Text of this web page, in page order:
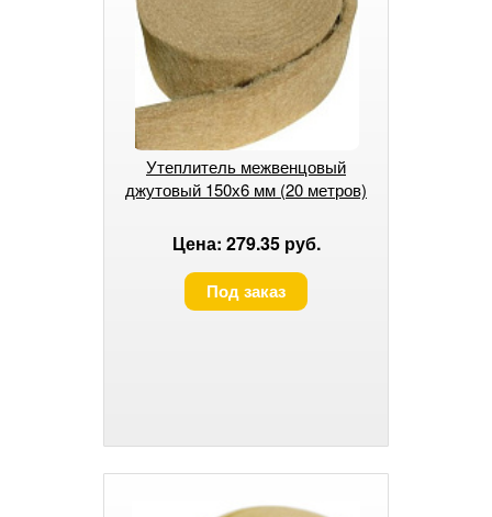
Утеплитель межвенцовый
джутовый 150х6 мм (20 метров)
Цена: 279.35 руб.
Под заказ